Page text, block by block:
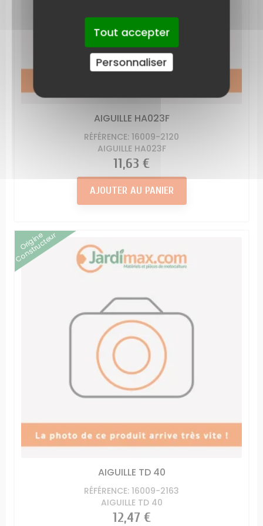
AIGUILLE HA023F
RÉFÉRENCE: 16009-2120
AIGUILLE HA023F
Prix
11,63 €
AJOUTER AU PANIER
Origine
Constructeur
AIGUILLE TD 40
RÉFÉRENCE: 16009-2163
AIGUILLE TD 40
Prix
12,47 €
Tout accepter
Personnaliser